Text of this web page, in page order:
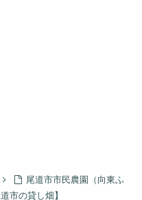
尾道市市民農園（向東ふ
市の貸し畑】